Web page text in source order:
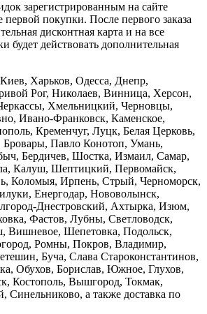
зарегистрированным на сайте
первой покупки. После первого заказа
дисконтная карта и на все
будет действовать дополнительная
Харьков, Одесса, Днепр,
Рог, Николаев, Винница, Херсон,
Хмельницкий, Черновцы,
Ивано-Франковск, Каменское,
Кременчуг, Луцк, Белая Церковь,
Бровары, Павло Конотоп, Умань,
Бердичев, Шостка, Измаил, Самар,
Калуш, Шептицкий, Первомайск,
Коломыя, Ирпень, Стрый, Черноморск,
Енергодар, Нововолынск,
Днестровский, Ахтырка, Изюм,
Фастов, Лубны, Светловодск,
Вишневое, Шепетовка, Подольск,
Ромны, Покров, Владимир,
Буча, Слава Староконстантинов,
Обухов, Борислав, Южное, Глухов,
Костополь, Вышгород, Токмак,
Синельниково, а также доставка по